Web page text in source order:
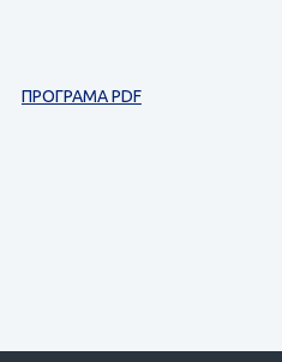
ПРОГРАМА PDF